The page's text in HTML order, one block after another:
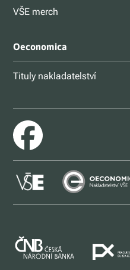
VŠE merch
Oeconomica
Tituly nakladatelství